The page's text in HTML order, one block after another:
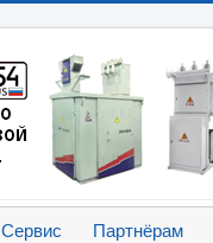
Сервис Партнёрам